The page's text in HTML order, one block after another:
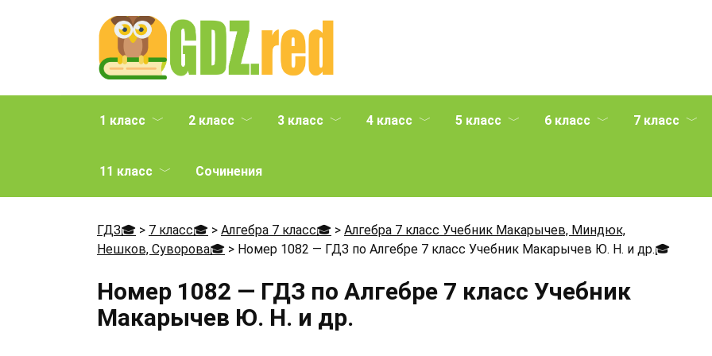
1 класс 2 класс 3 класс 4 класс 5 класс 6 класс 7 класс
11 класс Сочинения
ГДЗ🎓 > 7 класс🎓 > Алгебра 7 класс🎓 > Алгебра 7 класс Учебник Макарычев, Миндюк,
Нешков, Суворова🎓 > Номер 1082 — ГДЗ по Алгебре 7 класс Учебник Макарычев Ю. Н. и др.🎓
Номер 1082 — ГДЗ по Алгебре 7 класс Учебник
Макарычев Ю. Н. и др.